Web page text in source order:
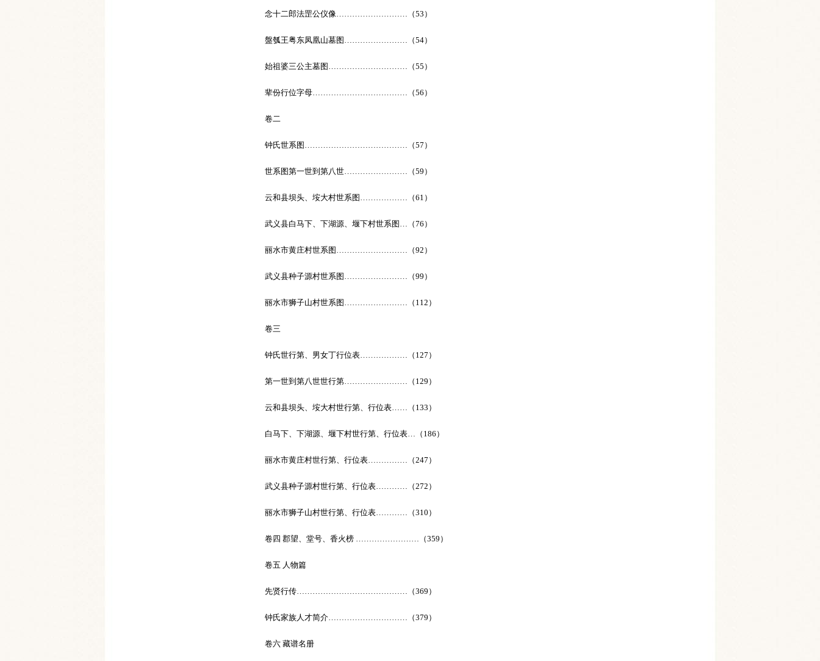
念十二郎法罡公仪像………………………（53）
盤瓠王粤东凤凰山墓图……………………（54）
始祖婆三公主墓图…………………………（55）
辈份行位字母………………………………（56）
卷二
钟氏世系图…………………………………（57）
世系图第一世到第八世……………………（59）
云和县坝头、垵大村世系图………………（61）
武义县白马下、下湖源、堰下村世系图…（76）
丽水市黄庄村世系图………………………（92）
武义县种子源村世系图……………………（99）
丽水市狮子山村世系图……………………（112）
卷三
钟氏世行第、男女丁行位表………………（127）
第一世到第八世世行第……………………（129）
云和县坝头、垵大村世行第、行位表……（133）
白马下、下湖源、堰下村世行第、行位表…（186）
丽水市黄庄村世行第、行位表……………（247）
武义县种子源村世行第、行位表…………（272）
丽水市狮子山村世行第、行位表…………（310）
卷四 郡望、堂号、香火榜 ……………………（359）
卷五 人物篇
先贤行传……………………………………（369）
钟氏家族人才简介…………………………（379）
卷六 藏谱名册